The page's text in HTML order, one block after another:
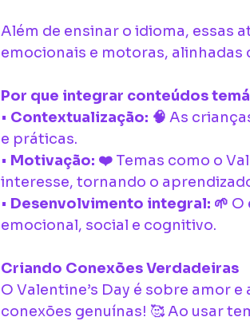
Além de ensinar o idioma, essas
emocionais e motoras,
Por que integrar conteúdos
• Contextualização: 🧠 As
e práticas.
• Motivação: ❤️ Temas como o
interesse, tornando o
• Desenvolvimento integral: 🌱 O
emocional, social e cognitivo.
Criando Conexões Verdadeiras
O Valentine’s Day é sobre amor
conexões genuínas! 🥰 Ao usar